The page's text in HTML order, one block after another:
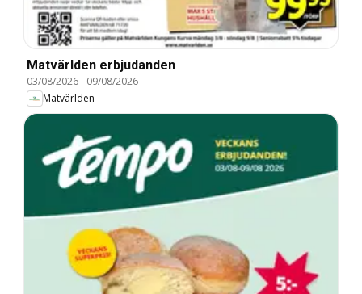
Matvärlden erbjudanden
03/08/2026- 09/08/2026
Matvärlden